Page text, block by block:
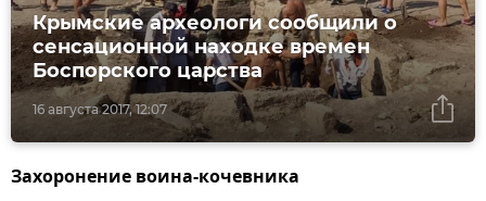
16 августа 2017, 12:07
Крымские археологи сообщили о
сенсационной находке времен
Боспорского царства
Захоронение воина-кочевника